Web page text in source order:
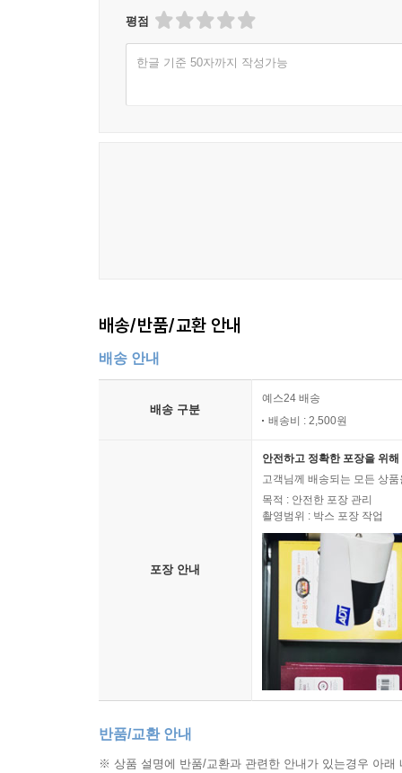
평점
한글 기준 50자까지 작성가능
배송/반품/교환 안내
배송 안내
배송 구분
예스24 배송
배송비 : 2,500원
포장 안내
안전하고 정확한 포장을 위
고객님께 배송되는 모든 상
목적 : 안전한 포장 관리
촬영범위 : 박스 포장 작업
반품/교환 안내
※ 상품 설명에 반품/교환과 관련한 안내가 있는경우 아